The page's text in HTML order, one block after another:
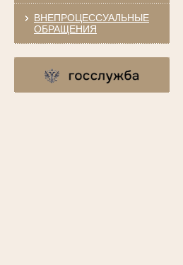
ВНЕПРОЦЕССУАЛЬНЫЕ
ОБРАЩЕНИЯ